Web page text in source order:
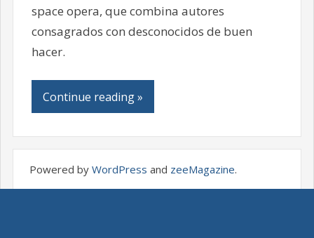
space opera, que combina autores
consagrados con desconocidos de buen
hacer.
Continue reading »
Powered by WordPress and zeeMagazine.